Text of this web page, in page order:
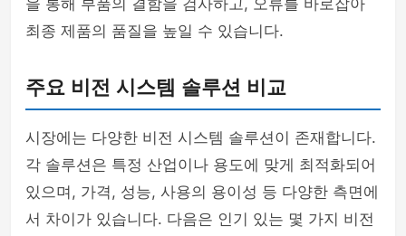
을 통해 부품의 결함을 검사하고, 오류를 바로잡아
최종 제품의 품질을 높일 수 있습니다.
주요 비전 시스템 솔루션 비교
시장에는 다양한 비전 시스템 솔루션이 존재합니다.
각 솔루션은 특정 산업이나 용도에 맞게 최적화되어
있으며, 가격, 성능, 사용의 용이성 등 다양한 측면에
서 차이가 있습니다. 다음은 인기 있는 몇 가지 비전